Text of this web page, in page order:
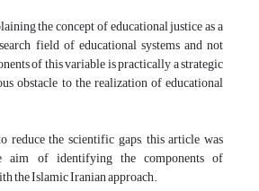
the concept of educational justice as a
field of educational systems and not
of this variable is practically a strategic
obstacle to the realization of educational
reduce the scientific gaps, this article was
aim of identifying the components of
the Islamic Iranian approach.